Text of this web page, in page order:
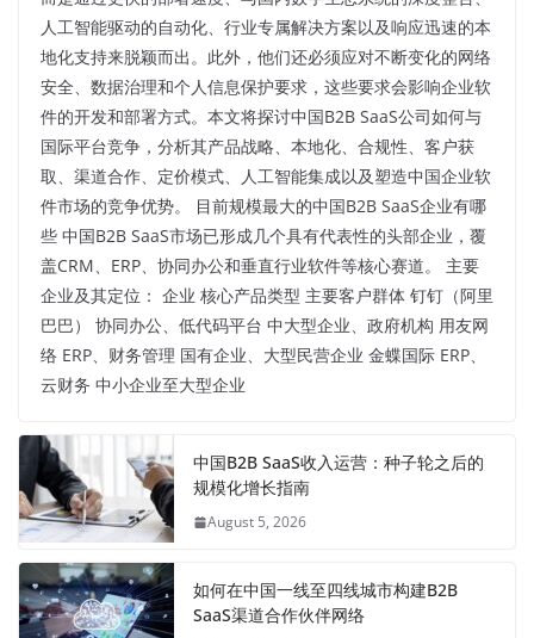
人工智能驱动的自动化、行业专属解决方案以及响应迅速的本
地化支持来脱颖而出。此外，他们还必须应对不断变化的网络
安全、数据治理和个人信息保护要求，这些要求会影响企业软
件的开发和部署方式。本文将探讨中国B2B SaaS公司如何与
国际平台竞争，分析其产品战略、本地化、合规性、客户获
取、渠道合作、定价模式、人工智能集成以及塑造中国企业软
件市场的竞争优势。 目前规模最大的中国B2B SaaS企业有哪
些 中国B2B SaaS市场已形成几个具有代表性的头部企业，覆
盖CRM、ERP、协同办公和垂直行业软件等核心赛道。 主要
企业及其定位： 企业 核心产品类型 主要客户群体 钉钉（阿里
巴巴） 协同办公、低代码平台 中大型企业、政府机构 用友网
络 ERP、财务管理 国有企业、大型民营企业 金蝶国际 ERP、
云财务 中小企业至大型企业
中国B2B SaaS收入运营：种子轮之后的
规模化增长指南
August 5, 2026
如何在中国一线至四线城市构建B2B
SaaS渠道合作伙伴网络